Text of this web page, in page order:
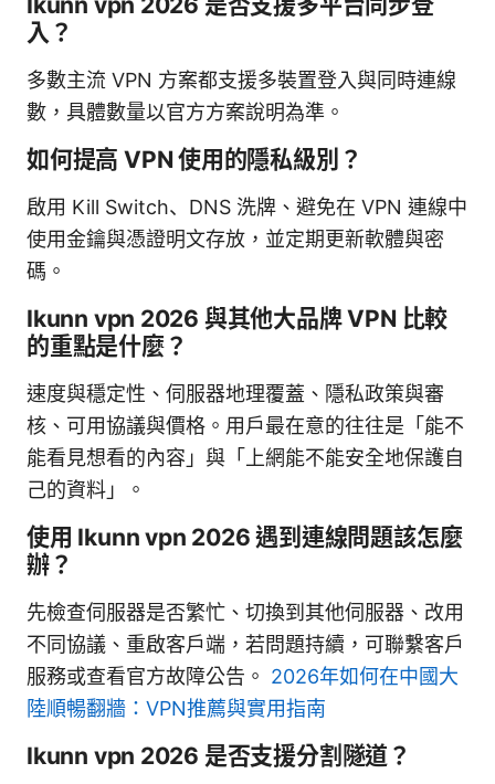
入？
多數主流 VPN 方案都支援多裝置登入與同時連線
數，具體數量以官方方案說明為準。
如何提高 VPN 使用的隱私級別？
啟用 Kill Switch、DNS 洗牌、避免在 VPN 連線中
使用金鑰與憑證明文存放，並定期更新軟體與密
碼。
Ikunn vpn 2026 與其他大品牌 VPN 比較
的重點是什麼？
速度與穩定性、伺服器地理覆蓋、隱私政策與審
核、可用協議與價格。用戶最在意的往往是「能不
能看見想看的內容」與「上網能不能安全地保護自
己的資料」。
使用 Ikunn vpn 2026 遇到連線問題該怎麼
辦？
先檢查伺服器是否繁忙、切換到其他伺服器、改用
不同協議、重啟客戶端，若問題持續，可聯繫客戶
服務或查看官方故障公告。 2026年如何在中國大
陸順暢翻牆：VPN推薦與實用指南
Ikunn vpn 2026 是否支援分割隧道？